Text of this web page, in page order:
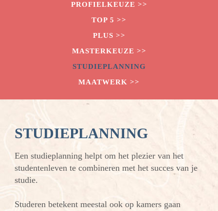
PROFIELKEUZE >>
TOP 5 >>
PLUS >>
MASTERKEUZE >>
STUDIEPLANNING
MAATWERK >>
STUDIEPLANNING
Een studieplanning helpt om het plezier van het
studentenleven te combineren met het succes van je
studie.
Studeren betekent meestal ook op kamers gaan